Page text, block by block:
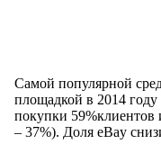
Самой популярной
площадкой в 2014
покупки 59%клиентов
– 37%). Доля eBay